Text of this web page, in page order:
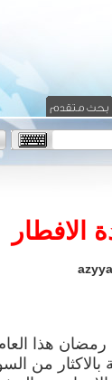
هذا
عام.ينصح خبراء التغذية